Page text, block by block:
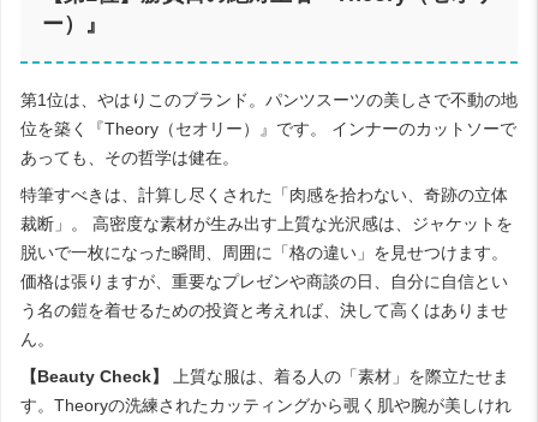
ー）』
第1位は、やはりこのブランド。パンツスーツの美しさで不動の地
位を築く『Theory（セオリー）』です。 インナーのカットソーで
あっても、その哲学は健在。
特筆すべきは、計算し尽くされた「肉感を拾わない、奇跡の立体
裁断」。 高密度な素材が生み出す上質な光沢感は、ジャケットを
脱いで一枚になった瞬間、周囲に「格の違い」を見せつけます。
価格は張りますが、重要なプレゼンや商談の日、自分に自信とい
う名の鎧を着せるための投資と考えれば、決して高くはありませ
ん。
【Beauty Check】
上質な服は、着る人の「素材」を際立たせま
す。Theoryの洗練されたカッティングから覗く肌や腕が美しけれ